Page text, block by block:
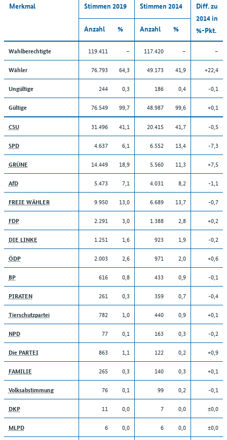
Merkmal Stimmen 2019 Stimmen 2014
Diff. zu
2014 in
%-Pkt.
Anzahl % Anzahl %
Wahlberechtigte 119.411 – 117.420 – –
Wähler 76.793 64,3 49.173 41,9 +22,4
Ungültige 244 0,3 186 0,4 -0,1
Gültige 76.549 99,7 48.987 99,6 +0,1
CSU 31.496 41,1 20.415 41,7 -0,5
SPD 4.637 6,1 6.552 13,4 -7,3
GRÜNE 14.449 18,9 5.560 11,3 +7,5
AfD 5.473 7,1 4.031 8,2 -1,1
FREIE WÄHLER 9.950 13,0 6.689 13,7 -0,7
FDP 2.291 3,0 1.388 2,8 +0,2
DIE LINKE 1.251 1,6 923 1,9 -0,2
ÖDP 2.003 2,6 971 2,0 +0,6
BP 616 0,8 433 0,9 -0,1
PIRATEN 261 0,3 359 0,7 -0,4
Tierschutzpartei 782 1,0 440 0,9 +0,1
NPD 77 0,1 163 0,3 -0,2
Die PARTEI 863 1,1 122 0,2 +0,9
FAMILIE 265 0,3 140 0,3 +0,1
Volksabstimmung 76 0,1 99 0,2 -0,1
DKP 11 0,0 7 0,0 ±0,0
MLPD 6 0,0 6 0,0 ±0,0